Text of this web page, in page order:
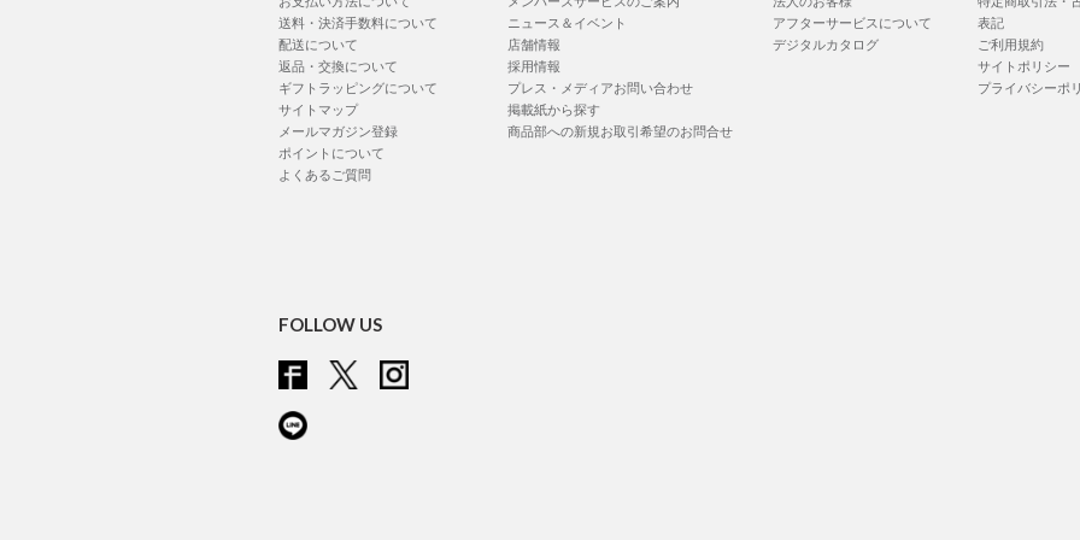
送料・決済手数料について
配送について
返品・交換について
ギフトラッピングについて
サイトマップ
メールマガジン登録
ポイントについて
よくあるご質問
ニュース＆イベント
店舗情報
採用情報
プレス・メディアお問い合わせ
掲載紙から探す
商品部への新規お取引希望のお問合せ
アフターサービスについて
デジタルカタログ
表記
ご利用規約
サイトポリシー
プライバシーポ
FOLLOW US